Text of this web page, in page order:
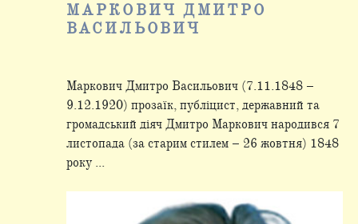
МАРКОВИЧ ДМИТРО
ВАСИЛЬОВИЧ
Маркович Дмитро Васильович (7.11.1848 –
9.12.1920) прозаїк, публіцист, державний та
громадський діяч Дмитро Маркович народився 7
листопада (за старим стилем – 26 жовтня) 1848
року ...